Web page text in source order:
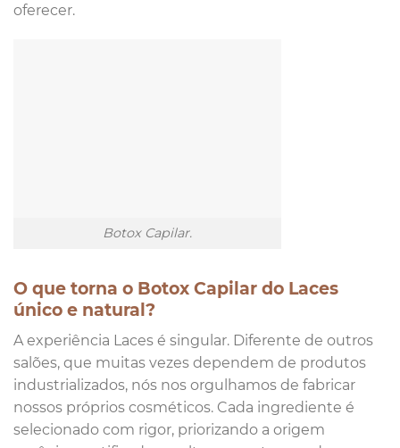
oferecer.
Botox Capilar.
O que torna o Botox Capilar do Laces
único e natural?
A experiência Laces é singular. Diferente de outros
salões, que muitas vezes dependem de produtos
industrializados, nós nos orgulhamos de fabricar
nossos próprios cosméticos. Cada ingrediente é
selecionado com rigor, priorizando a origem